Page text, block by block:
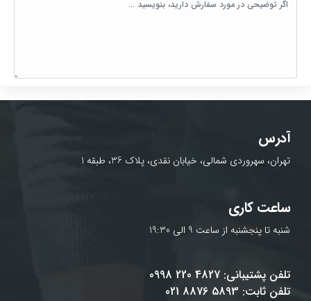
آدرس
تهران، سهروردی شمالی، خیابان نقدی، پلاک 36، طبقه 1
ساعت کاری
شنبه تا پنجشنبه از ساعت 9 الی 19:30
تلفن پشتیبانی: 4827 220 0998
تلفن ثابت: 5893 8876 021